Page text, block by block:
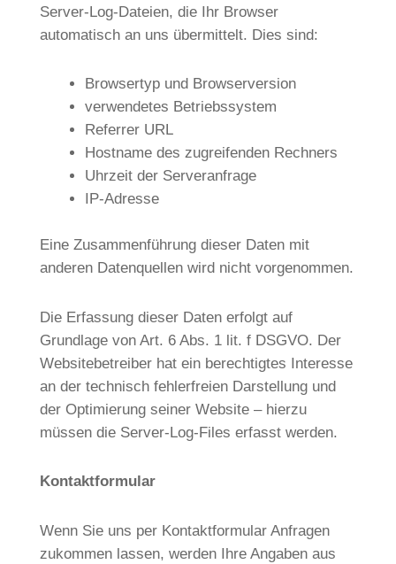
Server-Log-Dateien, die Ihr Browser
automatisch an uns übermittelt. Dies sind:
Browsertyp und Browserversion
verwendetes Betriebssystem
Referrer URL
Hostname des zugreifenden Rechners
Uhrzeit der Serveranfrage
IP-Adresse
Eine Zusammenführung dieser Daten mit
anderen Datenquellen wird nicht vorgenommen.
Die Erfassung dieser Daten erfolgt auf
Grundlage von Art. 6 Abs. 1 lit. f DSGVO. Der
Websitebetreiber hat ein berechtigtes Interesse
an der technisch fehlerfreien Darstellung und
der Optimierung seiner Website – hierzu
müssen die Server-Log-Files erfasst werden.
Kontaktformular
Wenn Sie uns per Kontaktformular Anfragen
zukommen lassen, werden Ihre Angaben aus